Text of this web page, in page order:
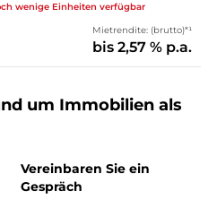
wenige Einheiten verfügbar
Mietrendite: (brutto)*¹
bis 2,57 % p.a.
um Immobilien als
Vereinbaren Sie ein
Gespräch